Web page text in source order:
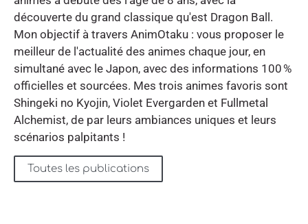
découverte du grand classique qu'est Dragon Ball.
Mon objectif à travers AnimOtaku : vous proposer le
meilleur de l'actualité des animes chaque jour, en
simultané avec le Japon, avec des informations 100 %
officielles et sourcées. Mes trois animes favoris sont
Shingeki no Kyojin, Violet Evergarden et Fullmetal
Alchemist, de par leurs ambiances uniques et leurs
scénarios palpitants !
Toutes les publications